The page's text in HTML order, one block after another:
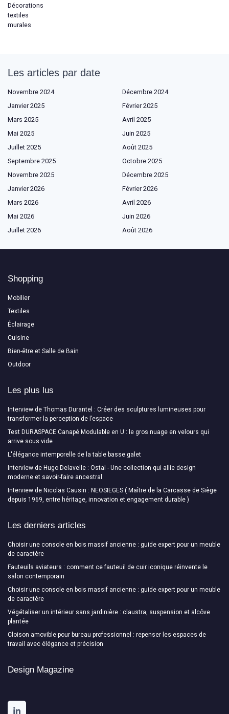
Décorations
textiles
murales
Les articles par date
Novembre 2024
Décembre 2024
Janvier 2025
Février 2025
Mars 2025
Avril 2025
Mai 2025
Juin 2025
Juillet 2025
Août 2025
Septembre 2025
Octobre 2025
Novembre 2025
Décembre 2025
Janvier 2026
Février 2026
Mars 2026
Avril 2026
Mai 2026
Juin 2026
Juillet 2026
Août 2026
Shopping
Mobilier
Textiles
Éclairage
Cuisine
Bien-être et Salle de Bain
Outdoor
Les plus lus
Interview de Thomas Durantel : Créer des sculptures lumineuses pour
transformer la perception de l’espace
Test DURASPACE Canapé Modulable en U : le gros nuage en velours qui
arrive sous vide
L'élégance intemporelle de la table basse galet
Interview de Hugo Delavelle : Ostal - Une collection qui allie design
moderne et savoir-faire ancestral
Interview de Nicolas Causin : NEOSIEGES ( Maître de la Carcasse de Siège
depuis 1969, entre héritage, innovation et engagement durable )
Les derniers articles
Choisir une console en bois massif ancienne : guide expert pour un meuble
de caractère
Fauteuils aviateurs : comment ce fauteuil de cuir iconique réinvente le
salon contemporain
Choisir une console en bois massif ancienne : guide expert pour un meuble
de caractère
Végétaliser un intérieur sans jardinière : claustra, suspension et alcôve
plantée
Cloison amovible pour bureau professionnel : repenser les espaces de
travail avec élégance et précision
Design Magazine